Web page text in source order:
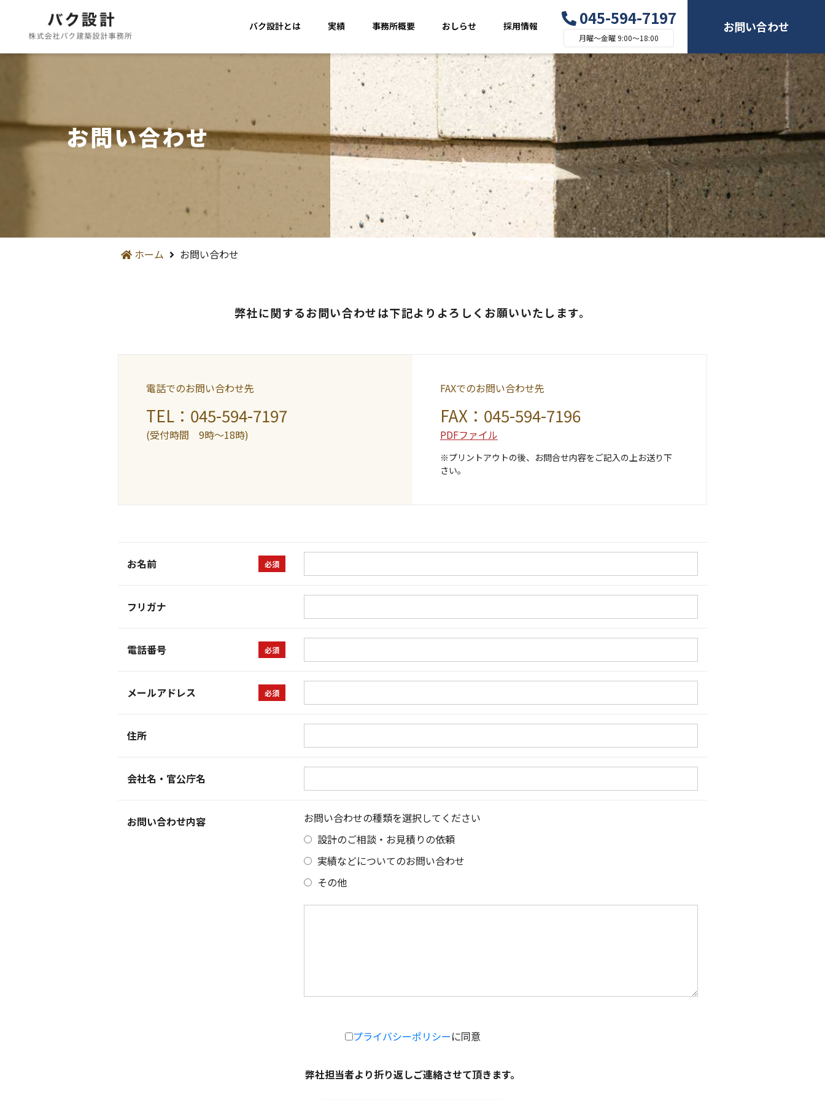
バク設計とは 実績 事務所概要 おしらせ 採用情報 045-594-7197
月曜～金曜 9:00～18:00
お問い合わせ
お問い合わせ
ホーム お問い合わせ
弊社に関するお問い合わせは下記よりよろしくお願いいたします。
電話でのお問い合わせ先
TEL：045-594-7197
(受付時間 9時〜18時)
FAXでのお問い合わせ先
FAX：045-594-7196
PDFファイル
※プリントアウトの後、お問合せ内容をご記入の上お送り下
さい。
お名前 必須
フリガナ
電話番号 必須
メールアドレス 必須
住所
会社名・官公庁名
お問い合わせ内容
お問い合わせの種類を選択してください
設計のご相談・お見積りの依頼
実績などについてのお問い合わせ
その他
プライバシーポリシーに同意
弊社担当者より折り返しご連絡させて頂きます。